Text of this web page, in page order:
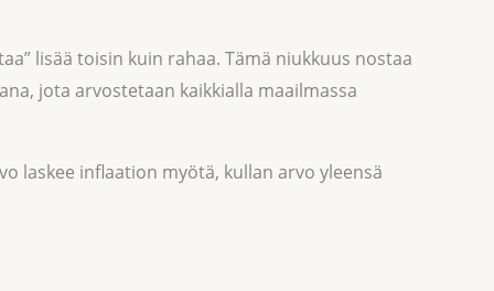
lisää toisin kuin rahaa. Tämä niukkuus nostaa
jota arvostetaan kaikkialla maailmassa
laskee inflaation myötä, kullan arvo yleensä